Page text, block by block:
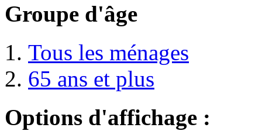
Groupe d'âge
Tous les ménages
65 ans et plus
Options d'affichage :